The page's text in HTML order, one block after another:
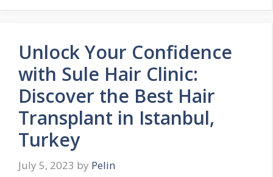
Unlock Your Confidence
with Sule Hair Clinic:
Discover the Best Hair
Transplant in Istanbul,
Turkey
July 5, 2023 by Pelin